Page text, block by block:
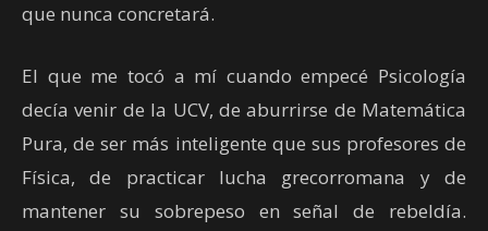
que nunca concretará.
El que me tocó a mí cuando empecé Psicología
decía venir de la UCV, de aburrirse de Matemática
Pura, de ser más inteligente que sus profesores de
Física, de practicar lucha grecorromana y de
mantener su sobrepeso en señal de rebeldía.